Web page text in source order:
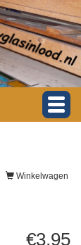
Winkelwagen
€3,95